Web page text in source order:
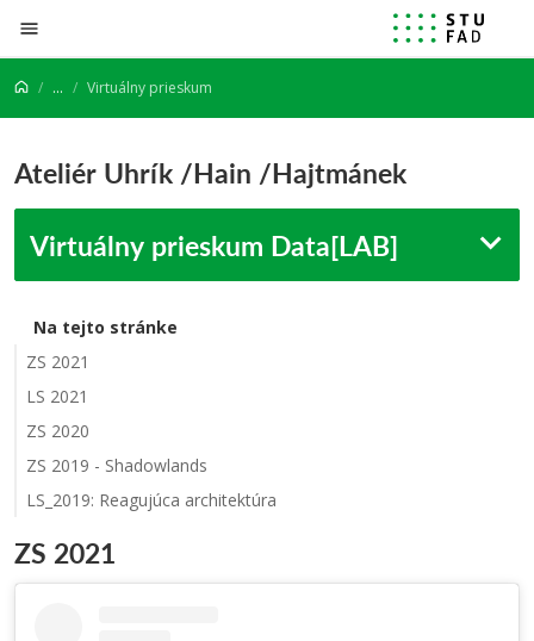
Prejsť na obsah
... Virtuálny prieskum
Ateliér Uhrík /Hain /Hajtmánek
Virtuálny prieskum Data[LAB]
Na tejto stránke
ZS 2021
LS 2021
ZS 2020
ZS 2019 - Shadowlands
LS_2019: Reagujúca architektúra
ZS 2021